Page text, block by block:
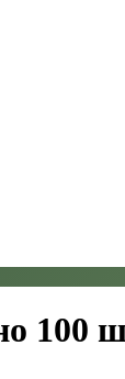
100